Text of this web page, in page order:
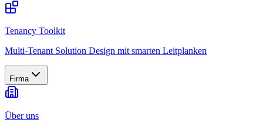
Tenancy Toolkit
Multi-Tenant Solution Design mit smarten Leitplanken
Firma
Über uns